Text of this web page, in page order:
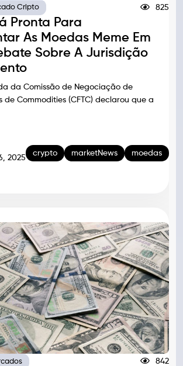
Cripto 825
Pronta Para
As Moedas Meme Em
Sobre A Jurisdição
da Comissão de Negociação de
de Commodities (CFTC) declarou que a
2025
crypto marketNews moedas
842